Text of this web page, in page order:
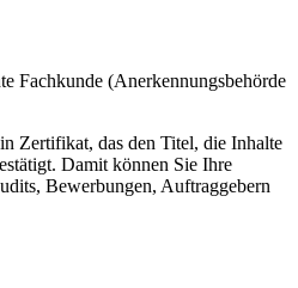
Fachkunde (Anerkennungsbehörde
Zertifikat, das den Titel, die Inhalte
Damit können Sie Ihre
Bewerbungen, Auftraggebern